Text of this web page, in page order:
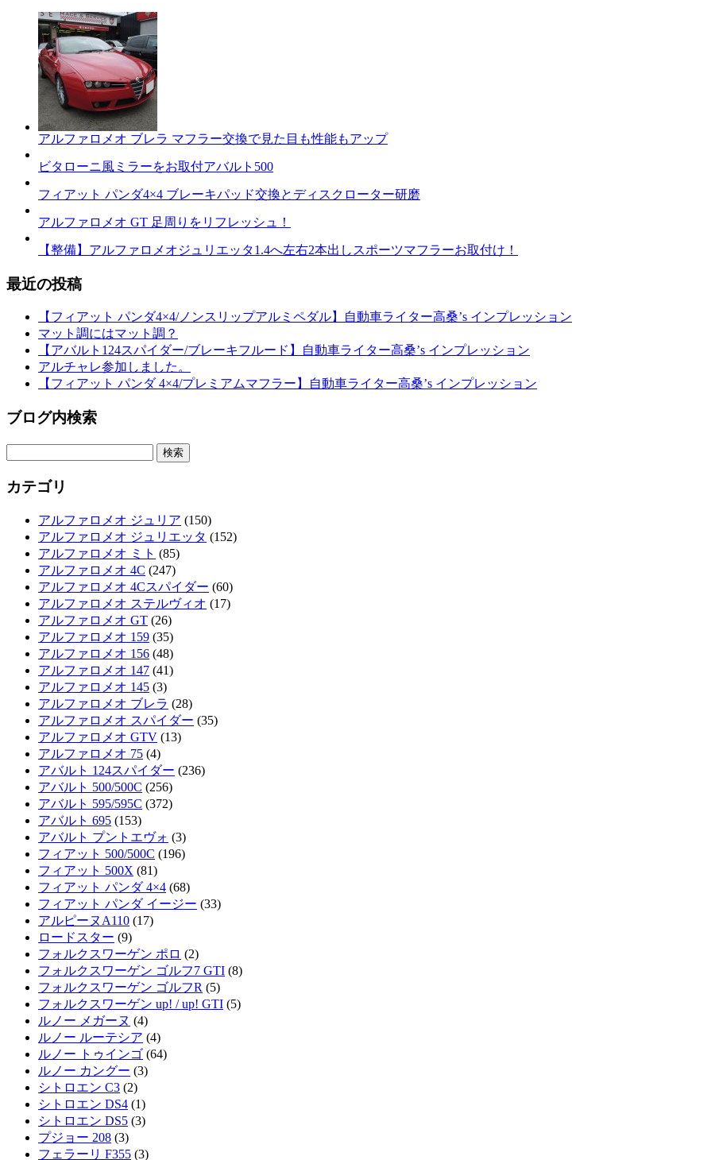
アルファロメオ ブレラ マフラー交換で見た目も性能もアップ
ビタローニ風ミラーをお取付アバルト500
フィアット パンダ4×4 ブレーキパッド交換とディスクローター研磨
アルファロメオ GT 足周りをリフレッシュ！
【整備】アルファロメオジュリエッタ1.4へ左右2本出しスポーツマフラーお取付け！
最近の投稿
【フィアット パンダ4×4/ノンスリップアルミペダル】自動車ライター高桑’s インプレッション
マット調にはマット調？
【アバルト124スパイダー/ブレーキフルード】自動車ライター高桑’s インプレッション
アルチャレ参加しました。
【フィアット パンダ 4×4/プレミアムマフラー】自動車ライター高桑’s インプレッション
ブログ内検索
カテゴリ
アルファロメオ ジュリア (150)
アルファロメオ ジュリエッタ (152)
アルファロメオ ミト (85)
アルファロメオ 4C (247)
アルファロメオ 4Cスパイダー (60)
アルファロメオ ステルヴィオ (17)
アルファロメオ GT (26)
アルファロメオ 159 (35)
アルファロメオ 156 (48)
アルファロメオ 147 (41)
アルファロメオ 145 (3)
アルファロメオ ブレラ (28)
アルファロメオ スパイダー (35)
アルファロメオ GTV (13)
アルファロメオ 75 (4)
アバルト 124スパイダー (236)
アバルト 500/500C (256)
アバルト 595/595C (372)
アバルト 695 (153)
アバルト プントエヴォ (3)
フィアット 500/500C (196)
フィアット 500X (81)
フィアット パンダ 4×4 (68)
フィアット パンダ イージー (33)
アルピーヌA110 (17)
ロードスター (9)
フォルクスワーゲン ポロ (2)
フォルクスワーゲン ゴルフ7 GTI (8)
フォルクスワーゲン ゴルフR (5)
フォルクスワーゲン up! / up! GTI (5)
ルノー メガーヌ (4)
ルノー ルーテシア (4)
ルノー トゥインゴ (64)
ルノー カングー (3)
シトロエン C3 (2)
シトロエン DS4 (1)
シトロエン DS5 (3)
プジョー 208 (3)
フェラーリ F355 (3)